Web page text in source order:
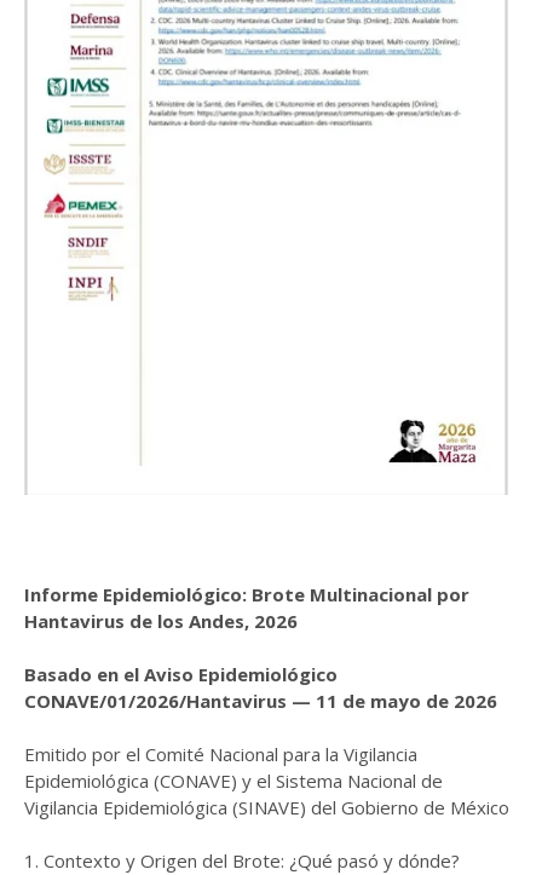
Informe Epidemiológico: Brote Multinacional por
Hantavirus de los Andes, 2026
Basado en el Aviso Epidemiológico
CONAVE/01/2026/Hantavirus — 11 de mayo de 2026
Emitido por el Comité Nacional para la Vigilancia
Epidemiológica (CONAVE) y el Sistema Nacional de
Vigilancia Epidemiológica (SINAVE) del Gobierno de México
1. Contexto y Origen del Brote: ¿Qué pasó y dónde?